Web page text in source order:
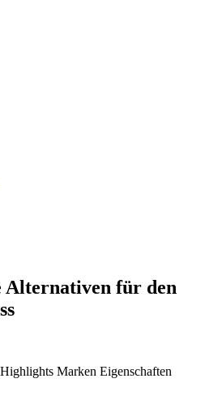
Alternativen für den
Highlights Marken Eigenschaften